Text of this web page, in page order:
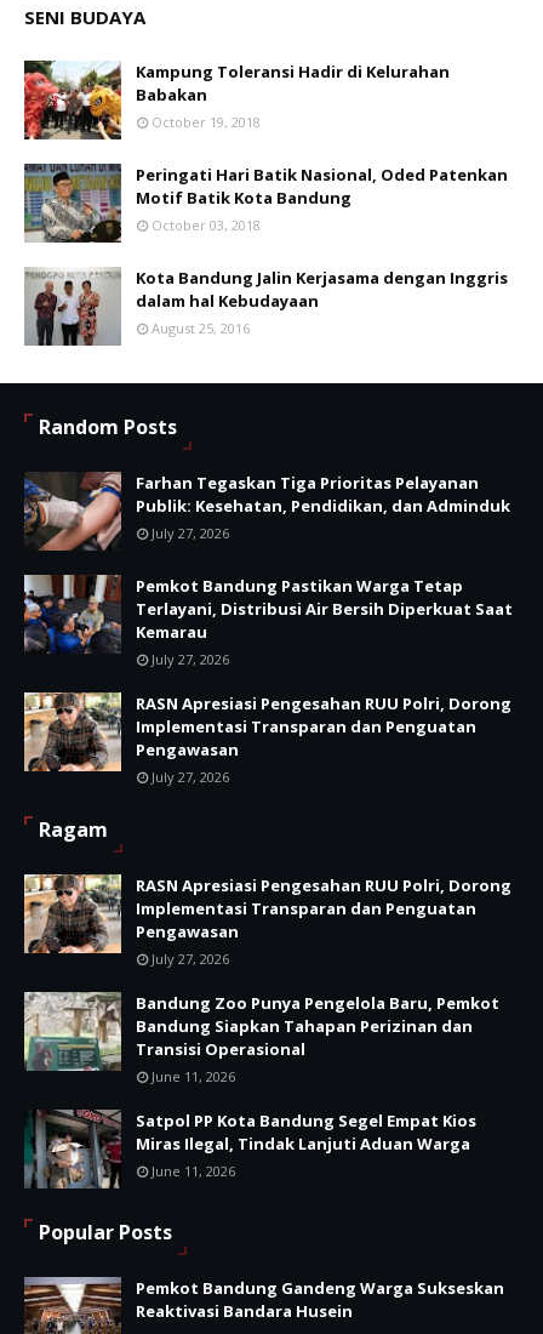
SENI BUDAYA
Kampung Toleransi Hadir di Kelurahan
Babakan
October 19, 2018
Peringati Hari Batik Nasional, Oded Patenkan
Motif Batik Kota Bandung
October 03, 2018
Kota Bandung Jalin Kerjasama dengan Inggris
dalam hal Kebudayaan
August 25, 2016
Random Posts
Farhan Tegaskan Tiga Prioritas Pelayanan
Publik: Kesehatan, Pendidikan, dan Adminduk
July 27, 2026
Pemkot Bandung Pastikan Warga Tetap
Terlayani, Distribusi Air Bersih Diperkuat Saat
Kemarau
July 27, 2026
RASN Apresiasi Pengesahan RUU Polri, Dorong
Implementasi Transparan dan Penguatan
Pengawasan
July 27, 2026
Ragam
RASN Apresiasi Pengesahan RUU Polri, Dorong
Implementasi Transparan dan Penguatan
Pengawasan
July 27, 2026
Bandung Zoo Punya Pengelola Baru, Pemkot
Bandung Siapkan Tahapan Perizinan dan
Transisi Operasional
June 11, 2026
Satpol PP Kota Bandung Segel Empat Kios
Miras Ilegal, Tindak Lanjuti Aduan Warga
June 11, 2026
Popular Posts
Pemkot Bandung Gandeng Warga Sukseskan
Reaktivasi Bandara Husein